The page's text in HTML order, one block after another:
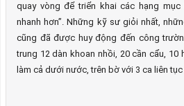
quay vòng để triển khai các hạng
nhanh hơn”. Những kỹ sư giỏi nhất,
cũng đã được huy động đến công
trung 12 dàn khoan nhồi, 20 cần cẩu,
làm cả dưới nước, trên bờ với 3 ca liên